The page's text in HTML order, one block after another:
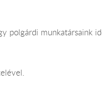
polgárdi munkatársaink